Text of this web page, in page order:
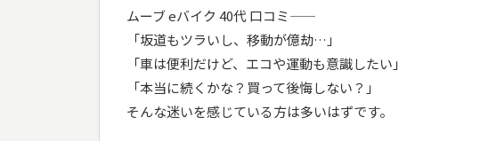
ムーブ eバイク 40代 口コミ――
「坂道もツラいし、移動が億劫…」
「車は便利だけど、エコや運動も意識したい」
「本当に続くかな？買って後悔しない？」
そんな迷いを感じている方は多いはずです。